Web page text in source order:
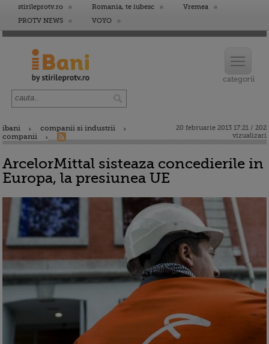
stirileprotv.ro Romania, te iubesc
Vremea
PROTV NEWS
VOYO
ibani
companii si industrii
companii
20 februarie 2013 17:21 / 202
vizualizari
ArcelorMittal sisteaza concedierile in
Europa, la presiunea UE